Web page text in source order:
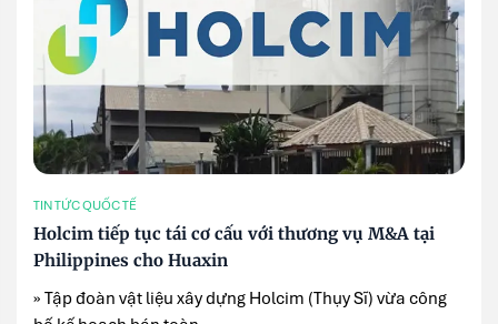
TIN TỨC QUỐC TẾ
Holcim tiếp tục tái cơ cấu với thương vụ M&A tại
Philippines cho Huaxin
» Tập đoàn vật liệu xây dựng Holcim (Thụy Sĩ) vừa công